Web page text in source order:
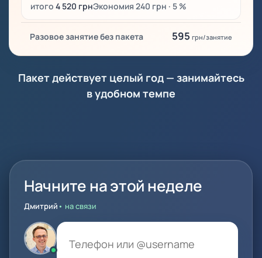
итого 4 520 грнЭкономия 240 грн · 5 %
Разовое занятие без пакета 595 грн/занятие
Пакет действует целый год — занимайтесь
в удобном темпе
Начните на этой неделе
Дмитрий• на связи